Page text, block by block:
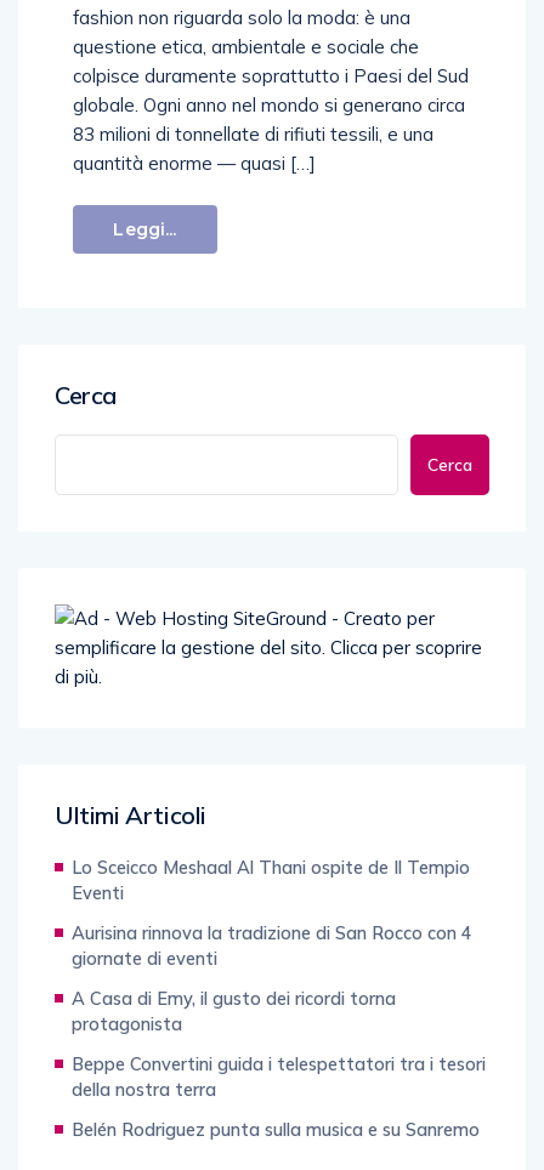
fashion non riguarda solo la moda: è una
questione etica, ambientale e sociale che
colpisce duramente soprattutto i Paesi del Sud
globale. Ogni anno nel mondo si generano circa
83 milioni di tonnellate di rifiuti tessili, e una
quantità enorme — quasi […]
Leggi...
Cerca
Cerca
Ultimi Articoli
Lo Sceicco Meshaal Al Thani ospite de Il Tempio
Eventi
Aurisina rinnova la tradizione di San Rocco con 4
giornate di eventi
A Casa di Emy, il gusto dei ricordi torna
protagonista
Beppe Convertini guida i telespettatori tra i tesori
della nostra terra
Belén Rodriguez punta sulla musica e su Sanremo